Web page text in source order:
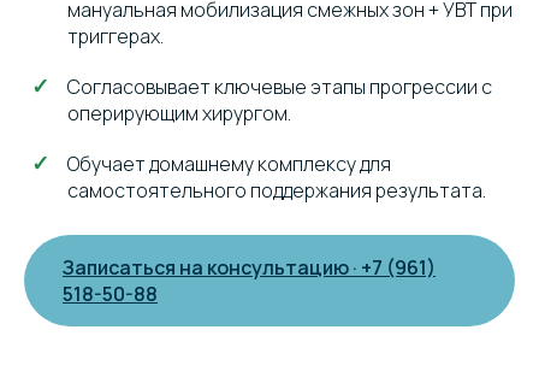
мануальная мобилизация смежных зон + УВТ при
триггерах.
Согласовывает ключевые этапы прогрессии с
оперирующим хирургом.
Обучает домашнему комплексу для
самостоятельного поддержания результата.
Записаться на консультацию · +7 (961)
518-50-88